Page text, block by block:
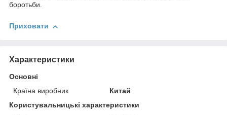
боротьби.
Приховати
Характеристики
Основні
Країна виробник
Китай
Користувальницькі характеристики